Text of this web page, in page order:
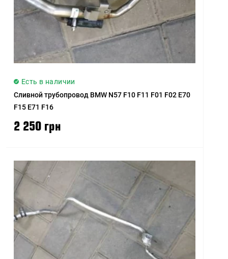
Есть в наличии
Сливной трубопровод BMW N57 F10 F11 F01 F02 E70
F15 E71 F16
2 250 грн